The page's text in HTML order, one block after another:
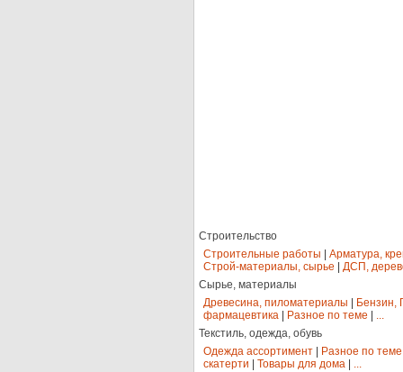
Строительство
Строительные работы
Арматура,
Строй-материалы, сырье
ДСП,
Сырье, материалы
Древесина, пиломатериалы
Бензин,
фармацевтика
Разное по теме
...
Текстиль, одежда, обувь
Одежда ассортимент
Разное по теме
скатерти
Товары для дома ...